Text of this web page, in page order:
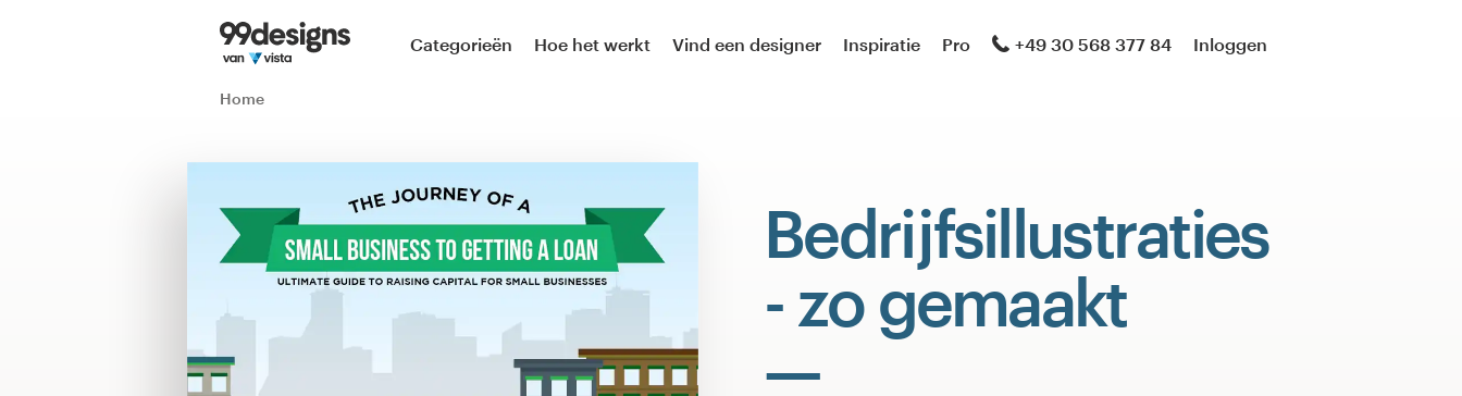
Categorieën Hoe het werkt Vind een designer Inspiratie Pro +49 30 568 377 84 Inloggen
Home
Bedrijfsillustraties
- zo gemaakt
Blader door categorieën